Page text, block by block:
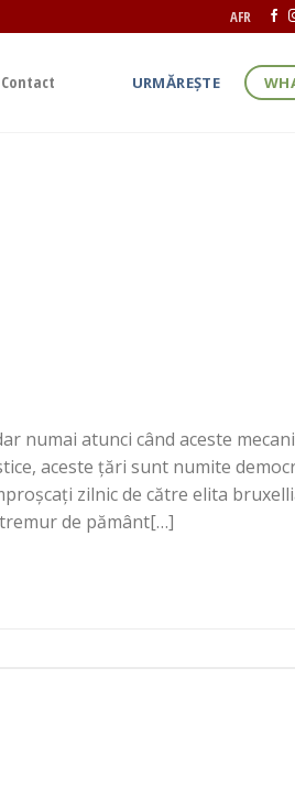
AFR
Contact URMĂREȘTE
format în jurul AUR, din
numai atunci când aceste
aceste țări sunt numite
zilnic de către elita
de pământ[…]